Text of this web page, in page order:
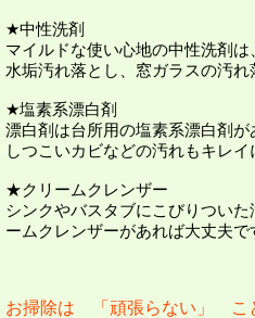
★中性洗剤
マイルドな使い心地の中性洗剤
水垢汚れ落とし、窓ガラスの汚れ
★塩素系漂白剤
漂白剤は台所用の塩素系漂白剤が
しつこいカビなどの汚れもキレイ
★クリームクレンザー
シンクやバスタブにこびりつい
ームクレンザーがあれば大丈夫で
お掃除は 「頑張らない」 こ